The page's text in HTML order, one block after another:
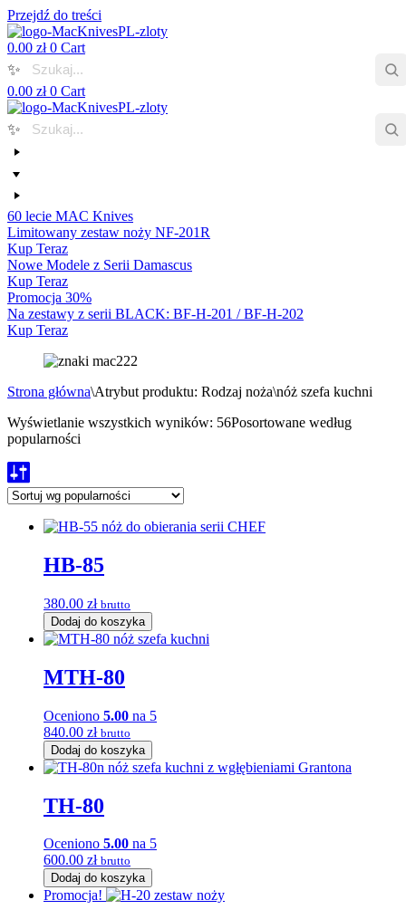
Przejdź do treści
0.00 zł 0 Cart
✨
0.00 zł 0 Cart
✨
60 lecie MAC Knives
Limitowany zestaw noży NF-201R
Kup Teraz
Nowe Modele z Serii Damascus
Kup Teraz
Promocja 30%
Na zestawy z serii BLACK: BF-H-201 / BF-H-202
Kup Teraz
Strona główna\Atrybut produktu: Rodzaj noża\nóż szefa kuchni
Wyświetlanie wszystkich wyników: 56Posortowane według
popularności
HB-85
380.00 zł brutto
Dodaj do koszyka
MTH-80
Oceniono 5.00 na 5
840.00 zł brutto
Dodaj do koszyka
TH-80
Oceniono 5.00 na 5
600.00 zł brutto
Dodaj do koszyka
Promocja!